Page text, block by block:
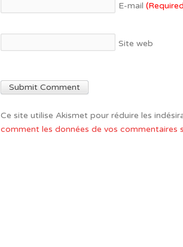
E-mail
Site web
Ce site utilise Akismet pour réduire les
comment les données de vos commentaires